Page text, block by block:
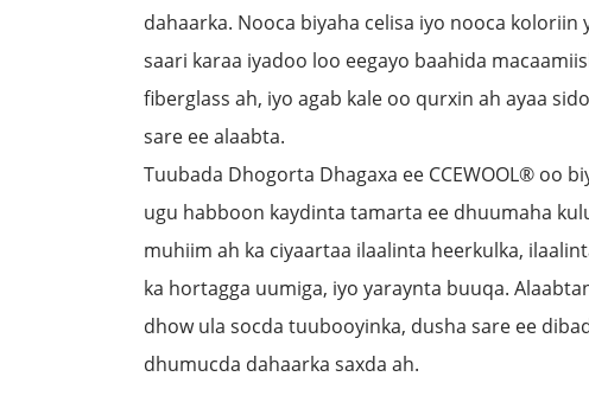
dahaarka. Nooca biyaha celisa iyo nooca koloriin
saari karaa iyadoo loo eegayo baahida
fiberglass ah, iyo agab kale oo qurxin ah ayaa
sare ee alaabta.
Tuubada Dhogorta Dhagaxa ee CCEWOOL® oo
ugu habboon kaydinta tamarta ee dhuumaha
muhiim ah ka ciyaartaa ilaalinta heerkulka,
ka hortagga uumiga, iyo yaraynta buuqa.
dhow ula socda tuubooyinka, dusha sare ee
dhumucda dahaarka saxda ah.